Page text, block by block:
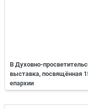
В Духовно-
выставка, посвящённая
епархии